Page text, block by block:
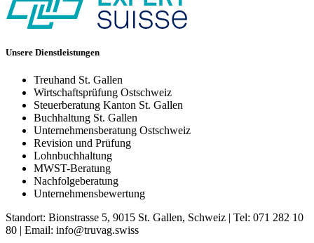
Unsere Dienstleistungen
Treuhand St. Gallen
Wirtschaftsprüfung Ostschweiz
Steuerberatung Kanton St. Gallen
Buchhaltung St. Gallen
Unternehmensberatung Ostschweiz
Revision und Prüfung
Lohnbuchhaltung
MWST-Beratung
Nachfolgeberatung
Unternehmensbewertung
Standort: Bionstrasse 5, 9015 St. Gallen, Schweiz | Tel: 071 282 10
80 | Email: info@truvag.swiss